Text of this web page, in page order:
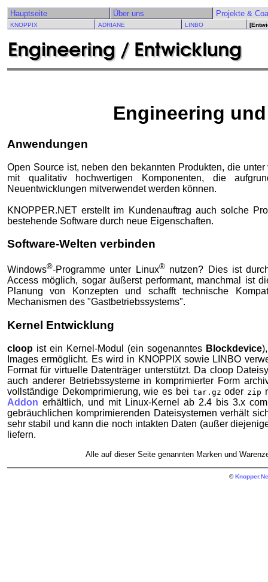
Hauptseite Über uns Projekte &
KNOPPIX ADRIANE LINBO
Engineering
Anwendungen
Open Source ist, neben den bekannten Produkten, die
mit qualitativ hochwertigen Komponenten, die
Neuentwicklungen mitverwendet werden können.
KNOPPER.NET erstellt im Kundenauftrag auch solche
bestehende Software durch neue Eigenschaften.
Software-Welten verbinden
Windows®-Programme unter Linux®nutzen? Dies ist
Access möglich, sogar äußerst performant, manchmal ist
Planung von Konzepten und schafft technische
Mechanismen des "Gastbetriebssystems".
Kernel Entwicklung
cloop ist ein Kernel-Modul (ein sogenanntes Blockdevice
Images ermöglicht. Es wird in KNOPPIX sowie LINBO
Format für virtuelle Datenträger unterstützt. Da cloop
auch anderer Betriebssysteme in komprimierter Form
vollständige Dekomprimierung, wie es bei tar.gz oder zip
Addon erhältlich, und mit Linux-Kernel ab 2.4 bis 3.x
gebräuchlichen komprimierenden Dateisystemen verhält
sehr stabil und kann die noch intakten Daten (außer
liefern.
Alle auf dieser Seite genannten Marken und
©